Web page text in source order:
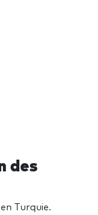
des
Turquie.